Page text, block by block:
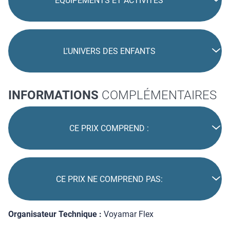
L'UNIVERS DES ENFANTS
INFORMATIONS COMPLÉMENTAIRES
CE PRIX COMPREND :
CE PRIX NE COMPREND PAS:
Organisateur Technique : Voyamar Flex